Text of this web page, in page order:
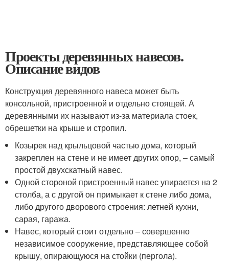
Проекты деревянных навесов.
Описание видов
Конструкция деревянного навеса может быть
консольной, пристроенной и отдельно стоящей. А
деревянными их называют из-за материала стоек,
обрешетки на крыше и стропил.
Козырек над крыльцовой частью дома, который
закреплен на стене и не имеет других опор, – самый
простой двухскатный навес.
Одной стороной пристроенный навес упирается на 2
столба, а с другой он примыкает к стене либо дома,
либо другого дворового строения: летней кухни,
сарая, гаража.
Навес, который стоит отдельно – совершенно
независимое сооружение, представляющее собой
крышу, опирающуюся на стойки (пергола).